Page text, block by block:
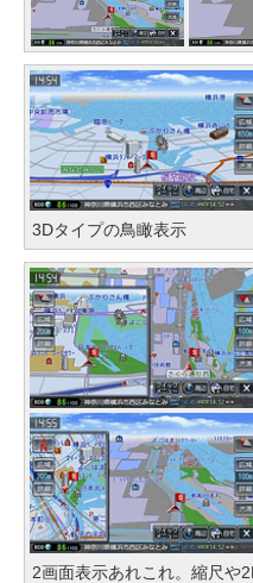
3Dタイプの鳥瞰表示
2画面表示あれこれ。縮尺や